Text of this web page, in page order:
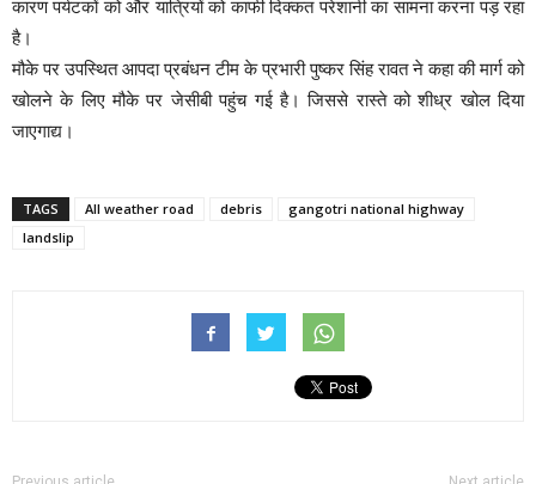
कारण पर्यटकों को और यात्रियों को काफी दिक्कत परेशानी का सामना करना पड़ रहा
है।
मौके पर उपस्थित आपदा प्रबंधन टीम के प्रभारी पुष्कर सिंह रावत ने कहा की मार्ग को
खोलने के लिए मौके पर जेसीबी पहुंच गई है। जिससे रास्ते को शीध्र खोल दिया
जाएगाद्य।
TAGS All weather road debris
gangotri national highway
landslip